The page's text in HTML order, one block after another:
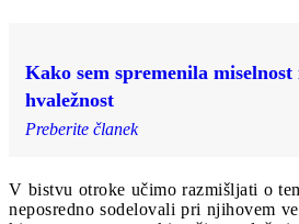
Kako sem spremenila
hvaležnost
Preberite članek
V bistvu otroke učimo razmišljati o
neposredno sodelovali pri njihovem